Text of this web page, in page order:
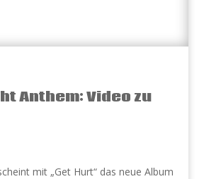
Anthem: Video zu
mit „Get Hurt“ das neue Album